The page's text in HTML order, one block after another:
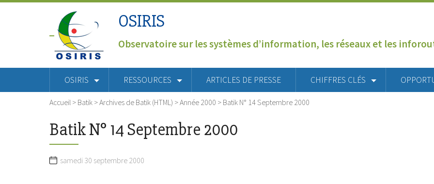
OSIRIS
Observatoire sur les systèmes d’information, les réseaux et les
OSIRIS RESSOURCES ARTICLES DE PRESSE CHIFFRES CLÉS
Accueil > Batik >Archives de Batik (HTML) >Année 2000 > Batik N° 14 Septembre 2000
Batik N° 14 Septembre 2000
samedi 30 septembre 2000